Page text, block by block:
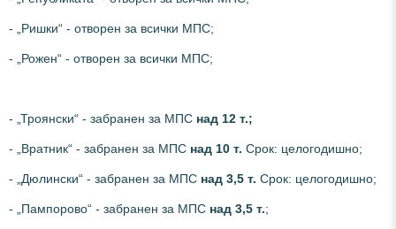
- „Ришки“ - отворен за всички МПС;
- „Рожен“ - отворен за всички МПС;
- „Троянски“ - забранен за МПС над 12 т.;
- „Вратник“ - забранен за МПС над 10 т. Срок: целогодишно;
- „Дюлински“ - забранен за МПС над 3,5 т. Срок: целогодишно;
- „Пампорово“ - забранен за МПС над 3,5 т.;